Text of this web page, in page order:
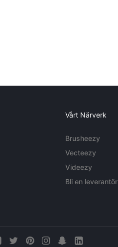
Vårt Närverk
Brusheezy
Vecteezy
Videezy
Bli en leverantör